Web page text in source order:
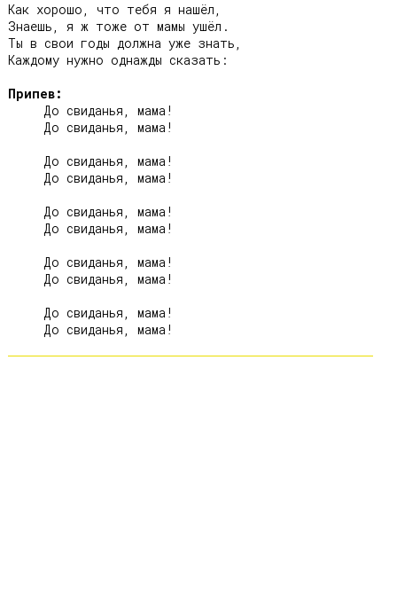
Как хорошо, что тебя я нашёл,
Знаешь, я ж тоже от мамы ушёл.
Ты в свои годы должна уже знать,
Каждому нужно однажды сказать:
Припев: